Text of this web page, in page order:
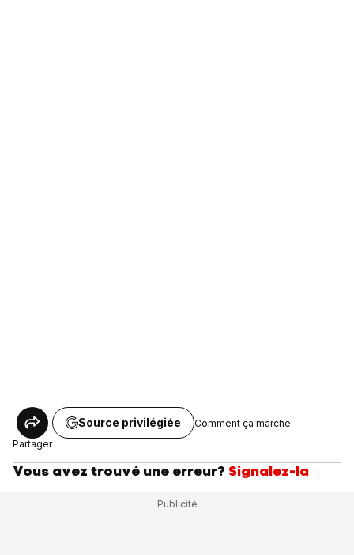
Partager
Source privilégiée Comment ça marche
Vous avez trouvé une erreur? Signalez-la